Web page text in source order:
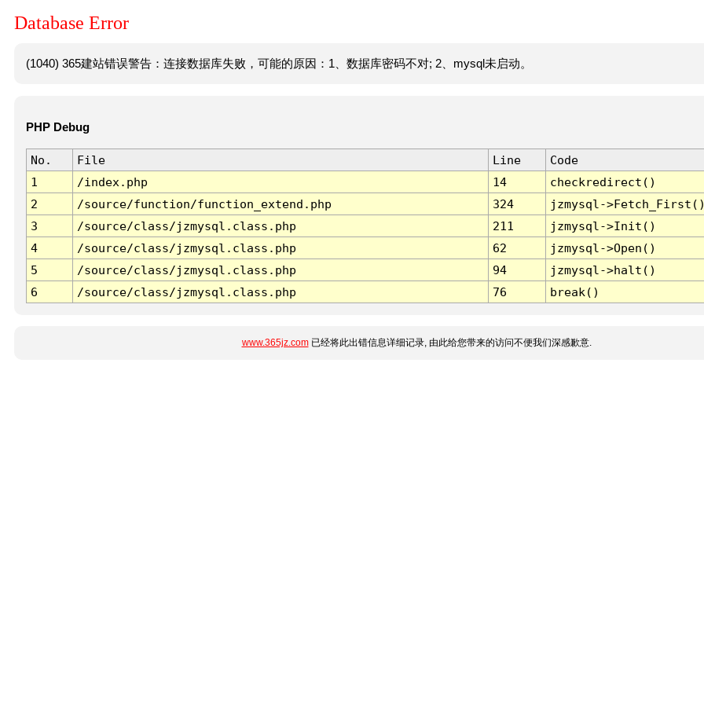
Database Error
(1040) 365建站错误警告：连接数据库失败，可能的原因：1、数据库密码不对; 2、mysql未启动。
PHP Debug
No. File Line
Code
1
/index.php 14
checkredirect()
2
/source/function/function_extend.php 324
jzmysql-
3
/source/class/jzmysql.class.php 211
jzmysql->Init()
4
/source/class/jzmysql.class.php 62
jzmysql->Open()
5
/source/class/jzmysql.class.php 94
jzmysql->halt()
6
/source/class/jzmysql.class.php 76 break()
www.365jz.com已经将此出错信息详细记录, 由此给您带来的访问不便我们深感歉意.